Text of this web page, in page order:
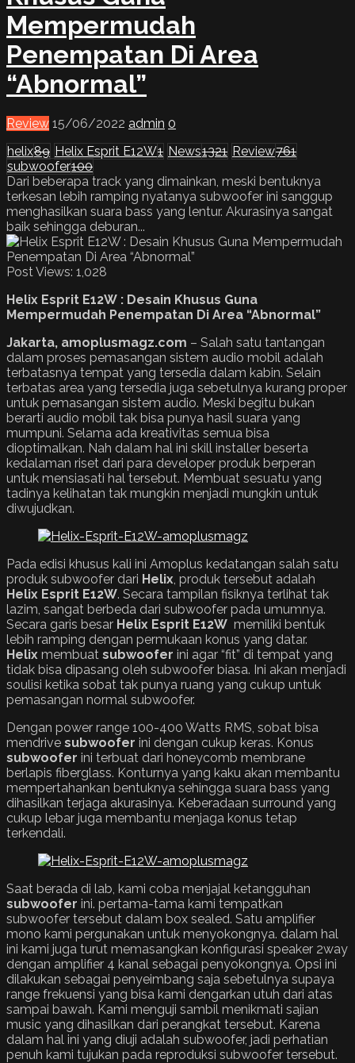
Mempermudah
Penempatan Di Area
“Abnormal”
Review 15/06/2022 admin 0
helix89 Helix Esprit E12W1 News1321 Review761
subwoofer100
Dari beberapa track yang dimainkan, meski bentuknya
terkesan lebih ramping nyatanya subwoofer ini sanggup
menghasilkan suara bass yang lentur. Akurasinya sangat
baik sehingga deburan...
Post Views: 1,028
Helix Esprit E12W : Desain Khusus Guna
Mempermudah Penempatan Di Area “Abnormal”
Jakarta, amoplusmagz.com – Salah satu tantangan
dalam proses pemasangan sistem audio mobil adalah
terbatasnya tempat yang tersedia dalam kabin. Selain
terbatas area yang tersedia juga sebetulnya kurang proper
untuk pemasangan sistem audio. Meski begitu bukan
berarti audio mobil tak bisa punya hasil suara yang
mumpuni. Selama ada kreativitas semua bisa
dioptimalkan. Nah dalam hal ini skill installer beserta
kedalaman riset dari para developer produk berperan
untuk mensiasati hal tersebut. Membuat sesuatu yang
tadinya kelihatan tak mungkin menjadi mungkin untuk
diwujudkan.
Pada edisi khusus kali ini Amoplus kedatangan salah satu
produk subwoofer dari Helix , produk tersebut adalah
Helix Esprit E12W. Secara tampilan fisiknya terlihat tak
lazim, sangat berbeda dari subwoofer pada umumnya.
Secara garis besar Helix Esprit E12W memiliki bentuk
lebih ramping dengan permukaan konus yang datar.
Helix membuat subwoofer ini agar “fit” di tempat yang
tidak bisa dipasang oleh subwoofer biasa. Ini akan menjadi
soulisi ketika sobat tak punya ruang yang cukup untuk
pemasangan normal subwoofer.
Dengan power range 100-400 Watts RMS, sobat bisa
mendrive subwoofer ini dengan cukup keras. Konus
subwoofer ini terbuat dari honeycomb membrane
berlapis fiberglass. Konturnya yang kaku akan membantu
mempertahankan bentuknya sehingga suara bass yang
dihasilkan terjaga akurasinya. Keberadaan surround yang
cukup lebar juga membantu menjaga konus tetap
terkendali.
Saat berada di lab, kami coba menjajal ketangguhan
subwoofer ini. pertama-tama kami tempatkan
subwoofer tersebut dalam box sealed. Satu amplifier
mono kami pergunakan untuk menyokongnya. dalam hal
ini kami juga turut memasangkan konfigurasi speaker 2way
dengan amplifier 4 kanal sebagai penyokongnya. Opsi ini
dilakukan sebagai penyeimbang saja sebetulnya supaya
range frekuensi yang bisa kami dengarkan utuh dari atas
sampai bawah. Kami menguji sambil menikmati sajian
music yang dihasilkan dari perangkat tersebut. Karena
dalam hal ini yang diuji adalah subwoofer, jadi perhatian
penuh kami tujukan pada reproduksi subwoofer tersebut.